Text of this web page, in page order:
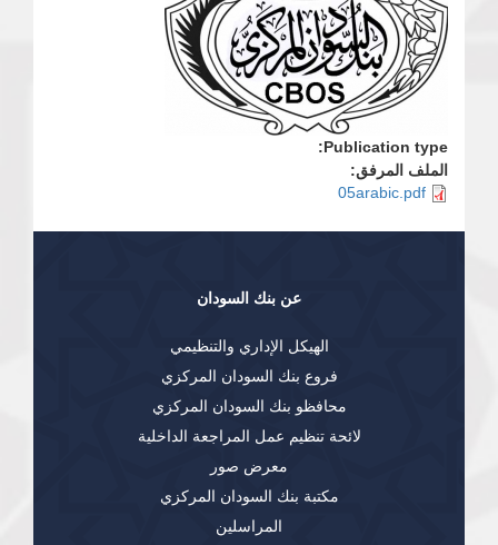
Publication type:
الملف المرفق:
05arabic.pdf
عن بنك السودان
الهيكل الإداري والتنظيمي
فروع بنك السودان المركزي
محافظو بنك السودان المركزي
لائحة تنظيم عمل المراجعة الداخلية
معرض صور
مكتبة بنك السودان المركزي
المراسلين